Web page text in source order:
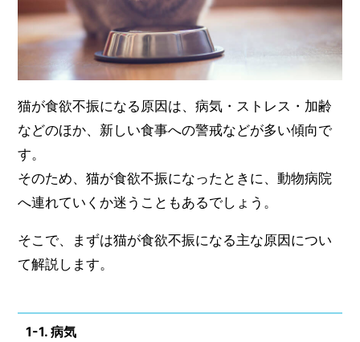
猫が食欲不振になる原因は、病気・ストレス・加齢
などのほか、新しい食事への警戒などが多い傾向で
す。
そのため、猫が食欲不振になったときに、動物病院
へ連れていくか迷うこともあるでしょう。
そこで、まずは猫が食欲不振になる主な原因につい
て解説します。
1-1. 病気